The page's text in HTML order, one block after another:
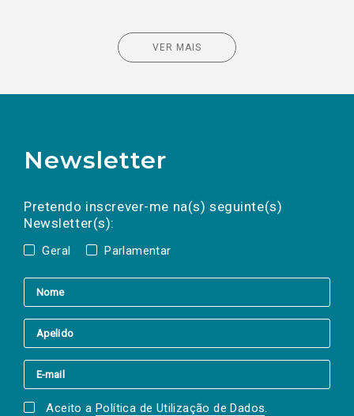
VER MAIS
Newsletter
Pretendo inscrever-me na(s) seguinte(s)
Newsletter(s):
Geral Parlamentar
a(s) newsletter(s).
mail
Aceito a Política de Utilização de Dados.